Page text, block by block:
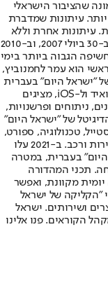
שהציבור הישראלי
יותר. עיתונות שמדברת
עיתונות אחרת וללא
תשלום. המהדורה המודפסת הראשונה פורסמה ב-30 ביולי 2007, וב-2010
הגבוה ביותר בימי
הוא עמר לחמנוביץ,
"ישראל היום" בעברית
ובאנגלית, כמו כן היישומונים (אפליקציות) לאנדרואיד ול-iOS, מציגים
ניתוחים ופרשנויות,
של "ישראל היום"
טכנולוגיה, ספורט,
כלכלה וצרכנות, בריאות, חיילים, אוכל, יהדות, תיירות ורכב. ב-2021 עלו
בעברית, במטרה
תכני המהדורה
מקוונת, ואפשר
"הקליקה של ישראל
ושירותים. ישראל
הקוראים. פנו אלינו